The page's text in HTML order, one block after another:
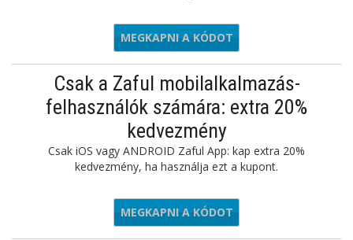
23BTS
MEGKAPNI A KÓDOT
Csak a Zaful mobilalkalmazás-
felhasználók számára: extra 20%
kedvezmény
Csak iOS vagy ANDROID Zaful App: kap extra 20%
kedvezmény, ha használja ezt a kupont.
AFULAPP
MEGKAPNI A KÓDOT